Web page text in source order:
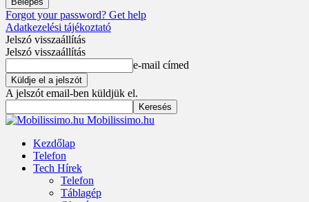
Forgot your password? Get help
Adatkezelési tájékoztató
Jelszó visszaállítás
Jelszó visszaállítás
e-mail címed
A jelszót email-ben küldjük el.
Mobilissimo.hu
Kezdőlap
Telefon
Tech Hírek
Telefon
Táblagép